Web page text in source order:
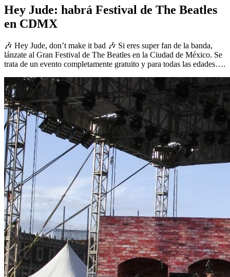
Hey Jude: habrá Festival de The Beatles
en CDMX
🎶 Hey Jude, don’t make it bad 🎶 Si eres super fan de la banda,
lánzate al Gran Festival de The Beatles en la Ciudad de México. Se
trata de un evento completamente gratuito y para todas las edades….